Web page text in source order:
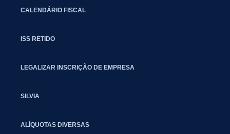
CALENDÁRIO FISCAL
ISS RETIDO
LEGALIZAR INSCRIÇÃO DE EMPRESA
SILVIA
ALÍQUOTAS DIVERSAS